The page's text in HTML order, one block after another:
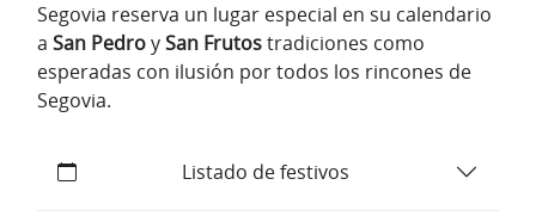
Segovia reserva un lugar especial en su calendario
a San PedroySan Frutostradiciones como
esperadas con ilusión por todos los rincones de
Segovia.
Listado de festivos